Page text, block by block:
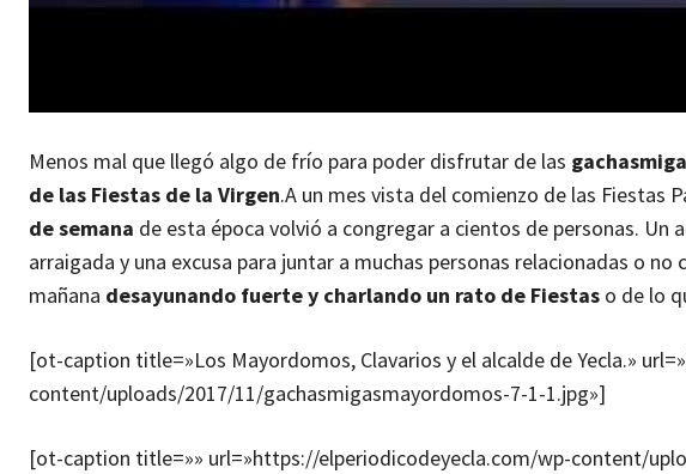
Menos mal que llegó algo de frío para poder disfrutar de las
de las Fiestas de la Virgen.A un mes vista del comienzo de las Fiestas
de semana de esta época volvió a congregar a cientos de personas.
arraigada y una excusa para juntar a muchas personas relacionadas o
mañana desayunando fuerte y charlando un rato de Fiestas o de lo
[ot-caption title=»Los Mayordomos, Clavarios y el alcalde de Yecla.»
content/uploads/2017/11/gachasmigasmayordomos-7-1-1.jpg»]
[ot-caption title=»» url=»https://elperiodicodeyecla.com/wp-content/